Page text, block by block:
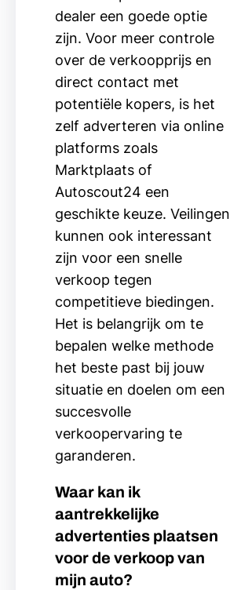
dealer een goede optie
zijn. Voor meer controle
over de verkoopprijs en
direct contact met
potentiële kopers, is het
zelf adverteren via online
platforms zoals
Marktplaats of
Autoscout24 een
geschikte keuze. Veilingen
kunnen ook interessant
zijn voor een snelle
verkoop tegen
competitieve biedingen.
Het is belangrijk om te
bepalen welke methode
het beste past bij jouw
situatie en doelen om een
succesvolle
verkoopervaring te
garanderen.
Waar kan ik
aantrekkelijke
advertenties plaatsen
voor de verkoop van
mijn auto?